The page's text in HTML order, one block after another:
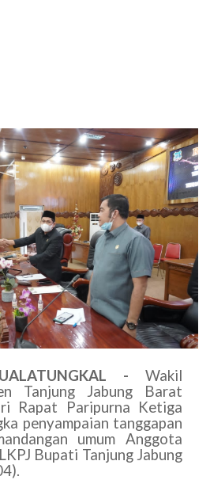
- Wakil
Tanjung Jabung Barat
Rapat Paripurna Ketiga
penyampaian tanggapan
umum Anggota
Bupati Tanjung Jabung